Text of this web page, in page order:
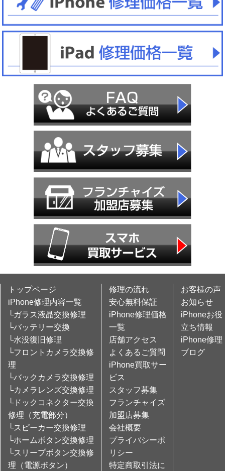
トップページ
iPhone修理内容一覧
└ガラス液晶交換修理
└バッテリー交換
└水没復旧修理
└フロントカメラ交換修
理
└バックカメラ交換修理
└カメラレンズ交換修理
└ドックコネクター交換
修理（充電部分）
└スピーカー交換修理
└ホームボタン交換修理
└スリープボタン交換修
理（電源ボタン）
修理の流れ
安心無料保証
iPhone修理価格
一覧
店舗アクセス
よくあるご質問
iPhone買取サー
ビス
スタッフ募集
フランチャイズ
加盟店募集
会社概要
プライバシーポ
リシー
特定商取引法に
お客様の声
お知らせ
iPhoneお役
立ち情報
iPhone修理
ブログ